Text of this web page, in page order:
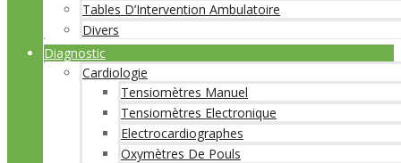
Tables D’Intervention Ambulatoire
Divers
Diagnostic
Cardiologie
Tensiomètres Manuel
Tensiomètres Electronique
Electrocardiographes
Oxymètres De Pouls